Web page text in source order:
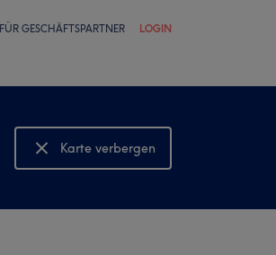
FÜR GESCHÄFTSPARTNER LOGIN
Karte verbergen
Karte anzeigen